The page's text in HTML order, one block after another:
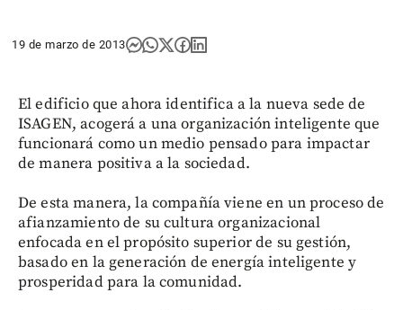
19 de marzo de 2013
El edificio que ahora identifica a la nueva sede de
ISAGEN, acogerá a una organización inteligente que
funcionará como un medio pensado para impactar
de manera positiva a la sociedad.
De esta manera, la compañía viene en un proceso de
afianzamiento de su cultura organizacional
enfocada en el propósito superior de su gestión,
basado en la generación de energía inteligente y
prosperidad para la comunidad.